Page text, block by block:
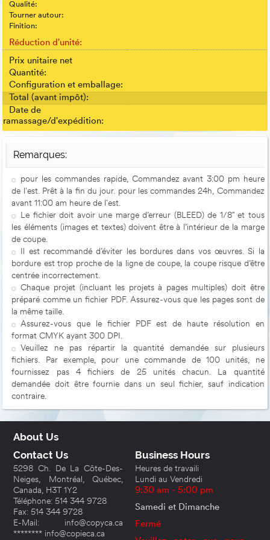
Qualité:
Tourner autour:
Finition:
Réduction d'unité:
Prix unitaire net
Quantité:
Configuration et emballage:
Total (avant impôt):
Date de
ramassage/d'expédition:
Remarques:
pour les commandes rapide, Commandez avant 3:00 pm heure
de l'est. Prêt à la fin du jour. pour les commandes 24h, Commandez
avant 11:00 am heure de l'est.
Le fichier doit avoir une marge d’erreur (BLEED) de 1/8" et tous
les éléments (images et textes) doivent être à l’intérieur de la marge
de coupe.
Il est recommandé d’éviter les bordures dans vos œuvres. Si la
bordure est trop proche de la ligne de coupe, la coupe risque d’être
centrée incorrectement.
Chaque projet (incluant les projets à pages multiples) doit être
préparé comme un fichier PDF. Assurez-vous que les pages sont de
la même taille.
Assurez-vous que le fichier PDF est de haute résolution en
format CMYK ayant 300 DPI.
Veuillez ne pas répartir la quantité demandée sur plusieurs
fichiers. Par exemple, pour une commande de 100 unités, ne
fournissez pas 4 fichiers de 25 unités chacun. La quantité
demandée doit être fournie dans un seul fichier, sauf indication
contraire.
About Us
Contact Us
5298 Ch. De La Côte-Des-
Neiges, Montréal, Québec,
Canada, H3T 1Y2
Téléphone: 514 344 9728
Fax: 514 344 9728
E-Mail: info@copyca.ca
******** info@copieca.ca
Business Hours
Heures de travaili
Lundi au Vendredi
9:30 am - 5:00 pm
Samedi et Dimanche
Fermé